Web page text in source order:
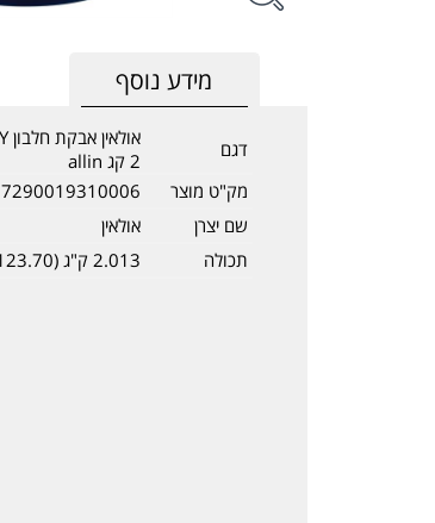
מידע נוסף
דגם
2 קג allin
מק"ט מוצר
7290019310006
שם יצרן
אולאין
תכולה
2.013 ק"ג (123.70 ₪ ל-1 ק"ג)